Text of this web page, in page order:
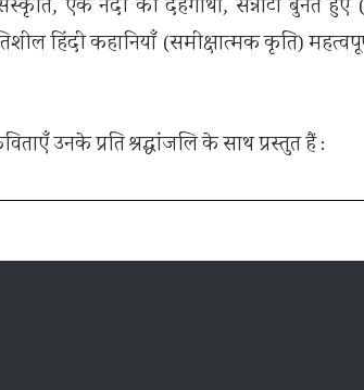
हिंदी कहानियाँ (समीक्षात्मक कृति)
उनके प्रति श्रद्धांजलि के साथ प्रस्तुत हैं :